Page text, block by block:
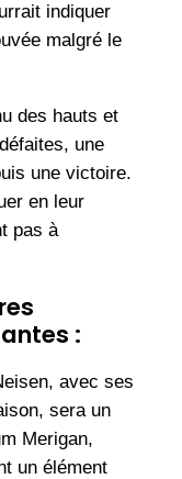
indiquer
malgré le
des hauts et
une
une victoire.
en leur
pas à
:
avec ses
sera un
Merigan,
un élément